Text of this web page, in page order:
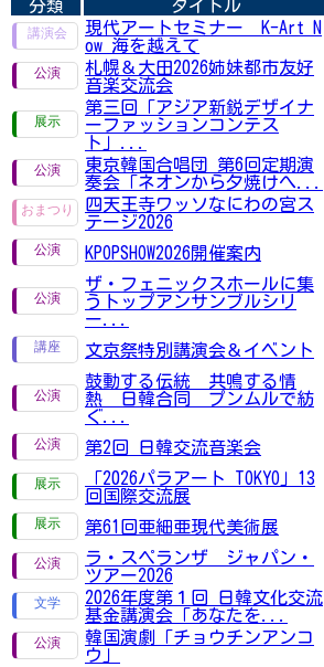
分類 タイトル
現代アートセミナー K-Art N
ow 海を越えて
札幌＆大田2026姉妹都市友好
音楽交流会
第三回「アジア新鋭デザイナ
ーファッションコンテス
ト」...
東京韓国合唱団 第6回定期演
奏会「ネオンから夕焼けへ...
四天王寺ワッソなにわの宮ス
テージ2026
KPOPSHOW2026開催案内
ザ・フェニックスホールに集
うトップアンサンブルシリ
ー...
文京祭特別講演会＆イベント
鼓動する伝統 共鳴する情
熱 日韓合同 プンムルで紡
ぐ...
第2回 日韓交流音楽会
「2026パラアート TOKYO」13
回国際交流展
第61回亜細亜現代美術展
ラ・スペランザ ジャパン・
ツアー2026
2026年度第１回 日韓文化交流
基金講演会「あなたを...
韓国演劇「チョウチンアンコ
ウ」